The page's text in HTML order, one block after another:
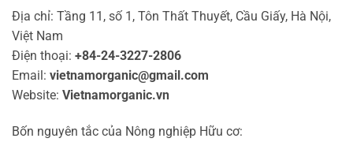
Địa chỉ: Tầng 11, số 1, Tôn Thất Thuyết, Cầu Giấy, Hà Nội,
Việt Nam
Điện thoại: +84-24-3227-2806
Email: vietnamorganic@gmail.com
Website: Vietnamorganic.vn
Bốn nguyên tắc của Nông nghiệp Hữu cơ: